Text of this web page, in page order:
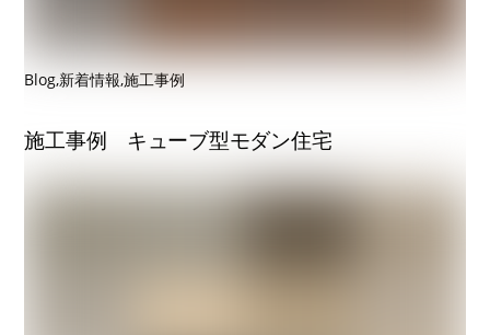
Blog,新着情報,施工事例
施工事例 キューブ型モダン住宅